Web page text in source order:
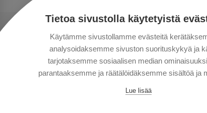
Tietoa sivustolla käytetyistä
Käytämme sivustollamme evästeitä
analysoidaksemme sivuston suorituskykyä ja
tarjotaksemme sosiaalisen median
parantaaksemme ja räätälöidäksemme sisältöä ja
Lue lisää